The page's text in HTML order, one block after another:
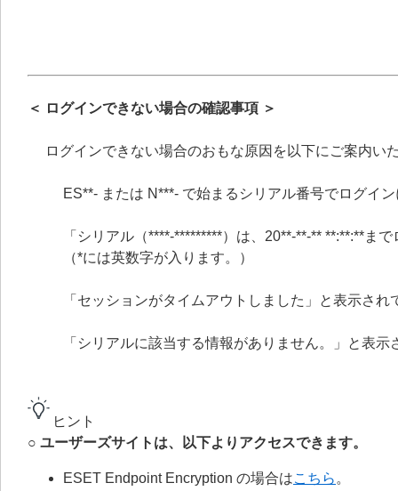
＜ ログインできない場合の確認事項 ＞
ログインできない場合のおもな原因を以下にご案内い
ES**- または N***- で始まるシリアル番号でログイ
「シリアル（****-*********）は、20**-**-** **:**:**ま
（*には英数字が入ります。）
「セッションがタイムアウトしました」と表示さ
「シリアルに該当する情報がありません。」と表
ヒント
○ ユーザーズサイトは、以下よりアクセスできます。
ESET Endpoint Encryption の場合はこちら 。